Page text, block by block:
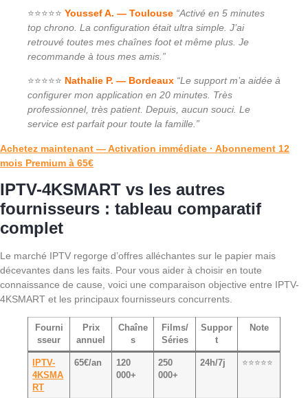
⭐⭐⭐⭐⭐ Youssef A. — Toulouse “Activé en 5 minutes
top chrono. La configuration était ultra simple. J’ai
retrouvé toutes mes chaînes foot et même plus. Je
recommande à tous mes amis.”
⭐⭐⭐⭐⭐ Nathalie P. — Bordeaux “Le support m’a aidée à
configurer mon application en 20 minutes. Très
professionnel, très patient. Depuis, aucun souci. Le
service est parfait pour toute la famille.”
Achetez maintenant — Activation immédiate · Abonnement 12
mois Premium à 65€
IPTV-4KSMART vs les autres
fournisseurs : tableau comparatif
complet
Le marché IPTV regorge d’offres alléchantes sur le papier mais
décevantes dans les faits. Pour vous aider à choisir en toute
connaissance de cause, voici une comparaison objective entre IPTV-
4KSMART et les principaux fournisseurs concurrents.
Fourni
sseur
Prix
annuel
Chaîne
s
Films/
Séries
Suppor
t
Note
IPTV-
4KSMA
RT
65€/an
120
000+
250
000+
24h/7j ⭐⭐⭐⭐⭐